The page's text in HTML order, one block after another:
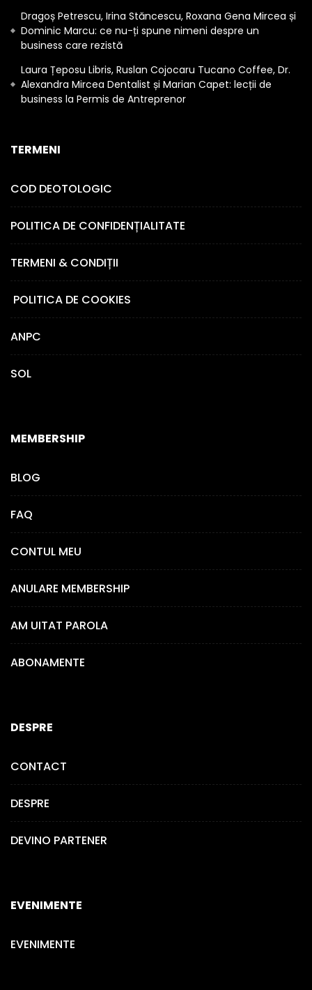
Dragoș Petrescu, Irina Stăncescu, Roxana Gena Mircea și
Dominic Marcu: ce nu-ți spune nimeni despre un
business care rezistă
Laura Țeposu Libris, Ruslan Cojocaru Tucano Coffee, Dr.
Alexandra Mircea Dentalist și Marian Capet: lecții de
business la Permis de Antreprenor
TERMENI
COD DEOTOLOGIC
POLITICA DE CONFIDENȚIALITATE
TERMENI & CONDIȚII
POLITICA DE COOKIES
ANPC
SOL
MEMBERSHIP
BLOG
FAQ
CONTUL MEU
ANULARE MEMBERSHIP
AM UITAT PAROLA
ABONAMENTE
DESPRE
CONTACT
DESPRE
DEVINO PARTENER
EVENIMENTE
EVENIMENTE